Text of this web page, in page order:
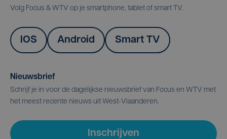
Volg Focus & WTV op je smartphone, tablet of smart TV.
IOS Android Smart TV
Nieuwsbrief
Schrijf je in voor de dagelijkse nieuwsbrief van Focus en WTV met
het meest recente nieuws uit West-Vlaanderen.
Inschrijven